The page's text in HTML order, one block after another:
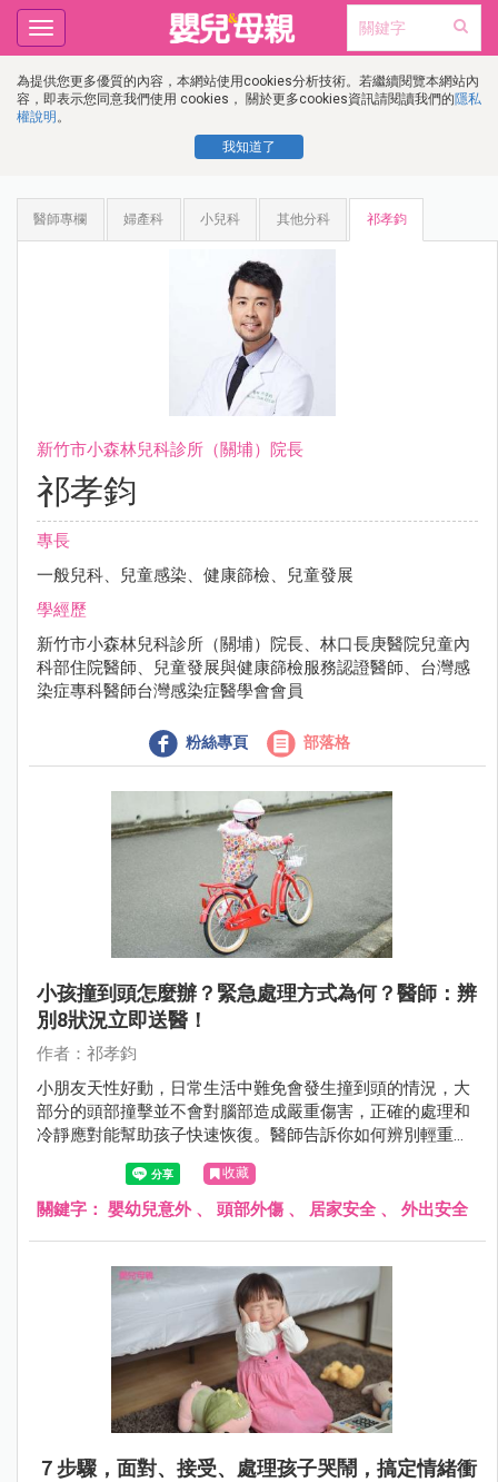
為提供您更多優質的內容，本網站使用cookies分析技術。若繼續閱覽本網站內
容，即表示您同意我們使用 cookies， 關於更多cookies資訊請閱讀我們的隱私
權說明 。
我知道了
Toggle
navigation
醫師專欄 婦產科 小兒科 其他分科 祁孝鈞
新竹市小森林兒科診所（關埔）院長
祁孝鈞
專長
一般兒科、兒童感染、健康篩檢、兒童發展
學經歷
新竹市小森林兒科診所（關埔）院長、林口長庚醫院兒童內
科部住院醫師、兒童發展與健康篩檢服務認證醫師、台灣感
染症專科醫師台灣感染症醫學會會員
粉絲專頁 部落格
小孩撞到頭怎麼辦？緊急處理方式為何？醫師：辨
別8狀況立即送醫！
作者：祁孝鈞
小朋友天性好動，日常生活中難免會發生撞到頭的情況，大
部分的頭部撞擊並不會對腦部造成嚴重傷害，正確的處理和
冷靜應對能幫助孩子快速恢復。醫師告訴你如何辨別輕重傷
害？何時應帶孩子立即就醫？
收藏
關鍵字： 嬰幼兒意外、 頭部外傷 、 居家安全 、 外出安全
７步驟，面對、接受、處理孩子哭鬧，搞定情緒衝